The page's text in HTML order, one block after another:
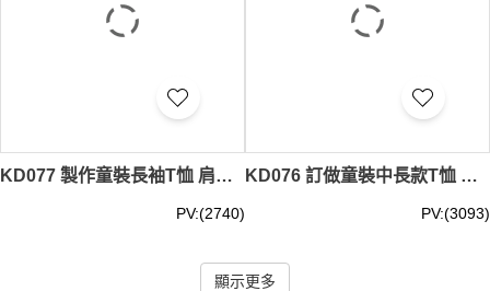
KD077 製作童裝長袖T恤 肩部花邊 95%棉 5%氨綸 童裝製造商
PV:(2740)
KD076 訂做童裝中長款T恤 蕾絲拼接下擺 33%棉 64%滌 3%氨綸 童裝供應商
PV:(3093)
顯示更多